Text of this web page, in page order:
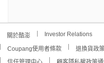
關於酷澎 Investor Relations
Coupang使用者條款
退換貨政